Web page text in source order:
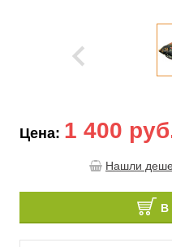
Цена: 1 400
Нашли
В